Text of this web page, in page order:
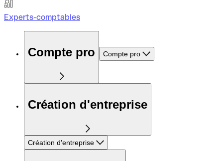
Experts-comptables
Compte pro Compte pro
Création d'entreprise
Création d'entreprise